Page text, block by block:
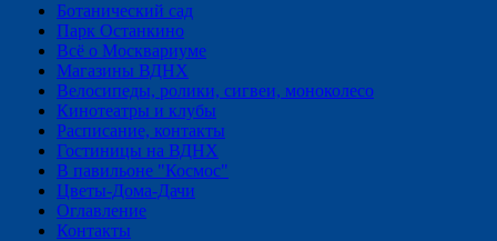
Ботанический сад
Парк Останкино
Всё о Москвариуме
Магазины ВДНХ
Велосипеды, ролики, сигвеи, моноколесо
Кинотеатры и клубы
Расписание, контакты
Гостиницы на ВДНХ
В павильоне "Космос"
Цветы-Дома-Дачи
Оглавление
Контакты